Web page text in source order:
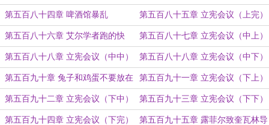
第五百八十四章 啤酒馆暴乱 第五百八十五章 立宪会议（上完）
第五百八十六章 艾尔学者跑的快 第五百八十七章 立宪会议（中上）
第五百八十八章 立宪会议（中中） 第五百八十八章 立宪会议（中下）
（中完）（4k章节）
第五百九十章 兔子和鸡蛋不要放在
同一个笼子里
第五百九十一章 立宪会议（下上）
第五百九十二章 立宪会议（下中） 第五百九十三章 立宪会议（下下）
第五百九十四章 立宪会议（下完） 第五百九十五章 露菲尔致奎瓦林导